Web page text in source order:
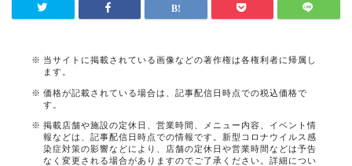
当サイトに掲載されている画像などの著作権は各権利者に帰属し
ます。
価格が記載されている場合は、記事配信日時点での税込価格で
す。
掲載店舗や施設の定休日、営業時間、メニュー内容、イベント情
報などは、記事配信日時点での情報です。新型コロナウイルス感
染症対策の影響などにより、店舗の定休日や営業時間などは予告
なく変更される場合がありますのでご了承ください。詳細につい